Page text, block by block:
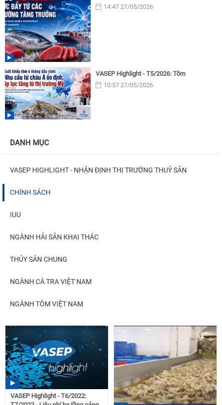
14:47 27/05/2026
VASEP Highlight - T5/2026: Tôm
10:57 27/05/2026
DANH MỤC
VASEP HIGHLIGHT - NHẬN ĐỊNH THỊ TRƯỜNG THUỶ SẢN
CHÍNH SÁCH
IUU
NGÀNH HẢI SẢN KHAI THÁC
THỦY SẢN CHUNG
NGÀNH CÁ TRA VIỆT NAM
NGÀNH TÔM VIỆT NAM
VASEP Highlight - T6/2022: